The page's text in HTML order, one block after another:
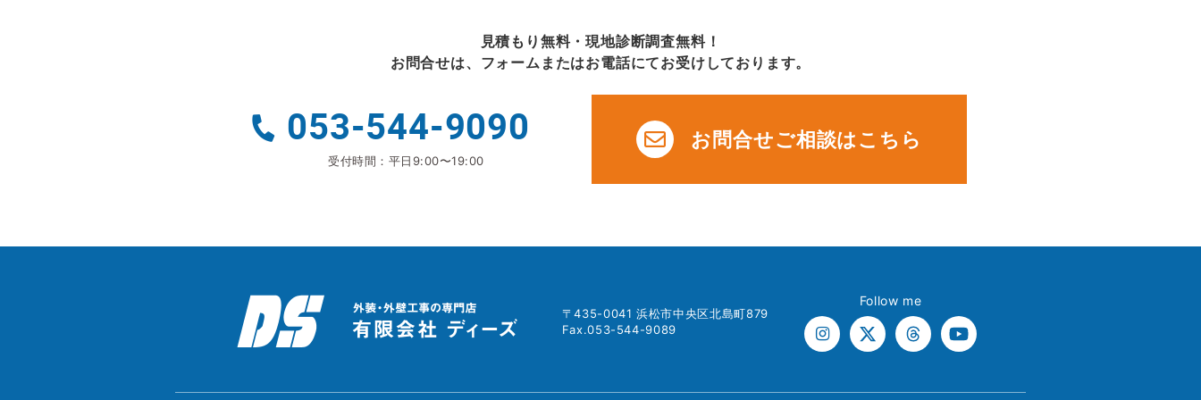
見積もり無料・現地診断調査無料！
お問合せは、フォームまたはお電話にてお受けしております。
053-544-9090
受付時間：平日9:00〜19:00
お問合せご相談はこちら
〒435-0041 浜松市中央区北島町879
Fax.053-544-9089
Follow me